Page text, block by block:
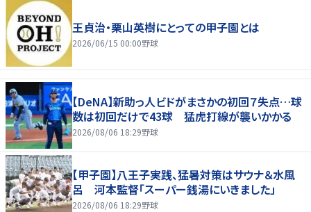
王貞治・栗山英樹にとっての甲子園とは
2026/06/15 00:00野球
【DeNA】新助っ人ビドがまさかの初回７失点…球
数は初回だけで43球 猛虎打線が襲いかかる
2026/08/06 18:29野球
【甲子園】八王子実践、猛暑対策はサウナ＆水風
呂 河本監督「スーパー銭湯にいきました」
2026/08/06 18:29野球